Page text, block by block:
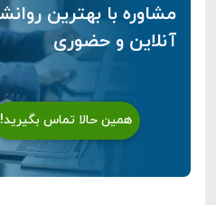
مشاوره با بهترین
آنلاین و حضوری
همین حالا تماس بگیرید!